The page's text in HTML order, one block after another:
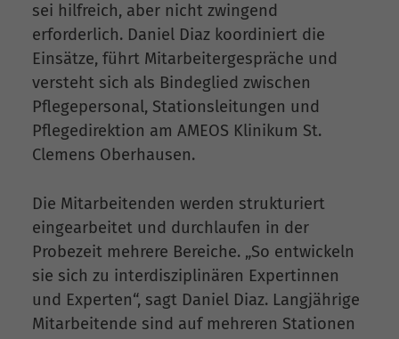
sei hilfreich, aber nicht zwingend
erforderlich. Daniel Diaz koordiniert die
Einsätze, führt Mitarbeitergespräche und
versteht sich als Bindeglied zwischen
Pflegepersonal, Stationsleitungen und
Pflegedirektion am AMEOS Klinikum St.
Clemens Oberhausen.
Die Mitarbeitenden werden strukturiert
eingearbeitet und durchlaufen in der
Probezeit mehrere Bereiche. „So entwickeln
sie sich zu interdisziplinären Expertinnen
und Experten“, sagt Daniel Diaz. Langjährige
Mitarbeitende sind auf mehreren Stationen